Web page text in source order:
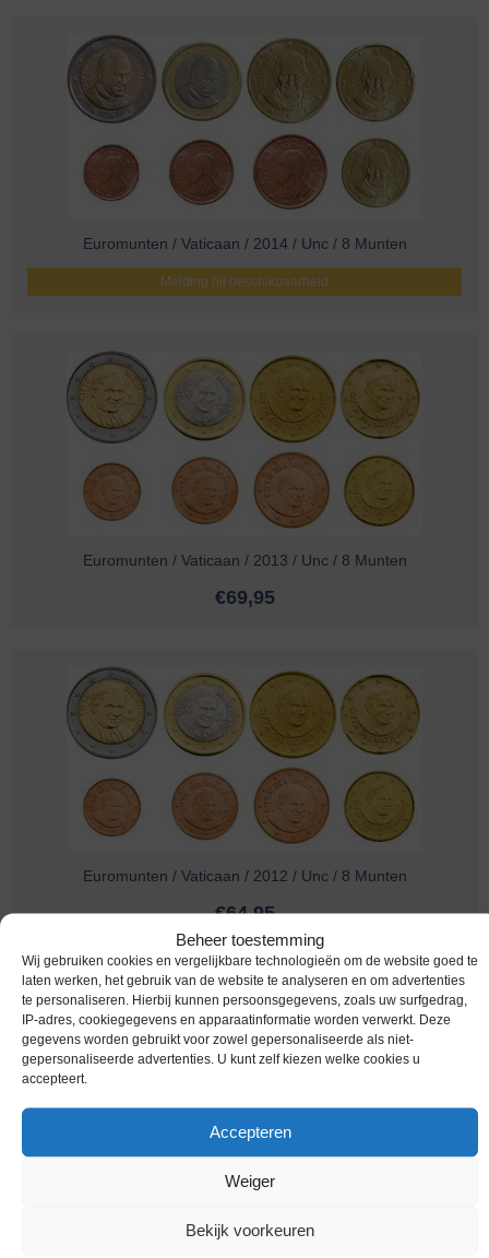
Beheer toestemming
Wij gebruiken cookies en vergelijkbare technologieën om de website goed te
laten werken, het gebruik van de website te analyseren en om advertenties
te personaliseren. Hierbij kunnen persoonsgegevens, zoals uw surfgedrag,
IP-adres, cookiegegevens en apparaatinformatie worden verwerkt. Deze
gegevens worden gebruikt voor zowel gepersonaliseerde als niet-
gepersonaliseerde advertenties. U kunt zelf kiezen welke cookies u
accepteert.
Accepteren
Weiger
Bekijk voorkeuren
Euromunten / Vaticaan / 2014 / Unc / 8 Munten
Melding bij beschikbaarheid
Euromunten / Vaticaan / 2013 / Unc / 8 Munten
€69,95
Euromunten / Vaticaan / 2012 / Unc / 8 Munten
€64,95
Euromunten / Vaticaan / 2011 / Unc / 8 Munten
€64,95